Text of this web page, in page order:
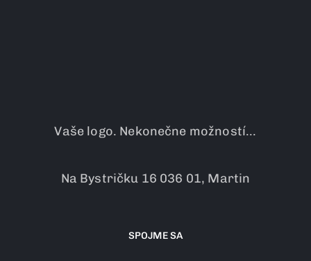
Vaše logo. Nekonečne možností...
Na Bystričku 16 036 01, Martin
SPOJME SA